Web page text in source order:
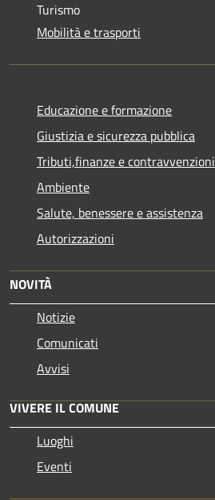
Turismo
Mobilità e trasporti
Educazione e formazione
Giustizia e sicurezza pubblica
Tributi,finanze e contravvenzioni
Ambiente
Salute, benessere e assistenza
Autorizzazioni
NOVITÀ
Notizie
Comunicati
Avvisi
VIVERE IL COMUNE
Luoghi
Eventi